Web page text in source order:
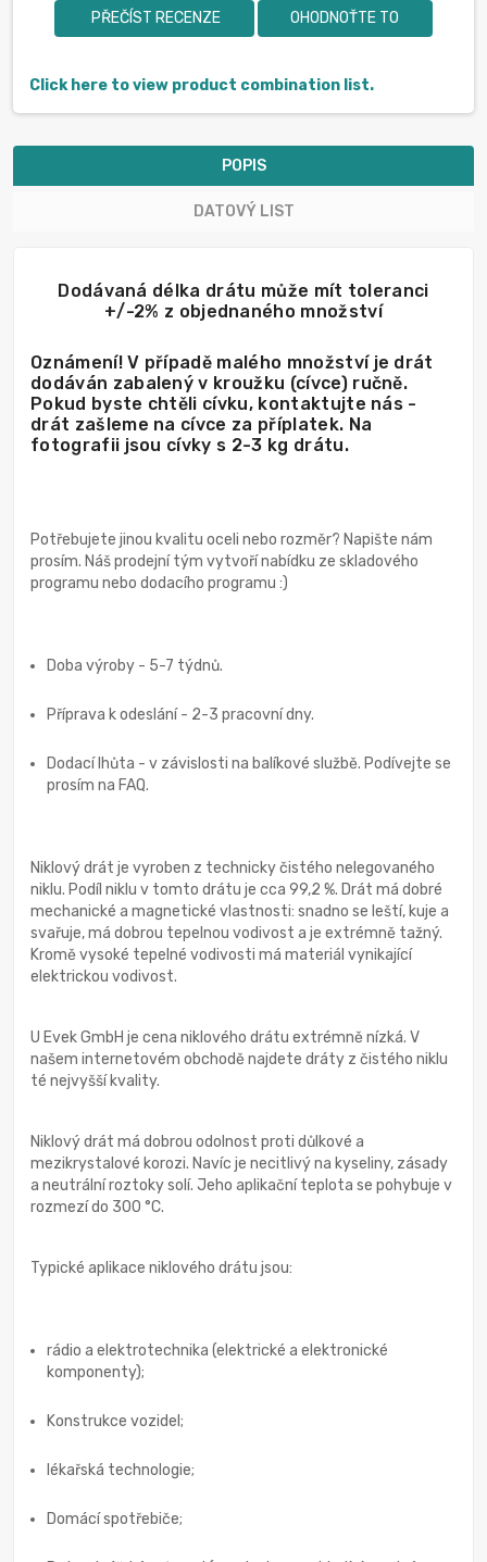
PŘEČÍST RECENZE OHODNOŤTE TO
Click here to view product combination list.
POPIS
DATOVÝ LIST
Dodávaná délka drátu může mít toleranci
+/-2% z objednaného množství
Oznámení! V případě malého množství je drát
dodáván zabalený v kroužku (cívce) ručně.
Pokud byste chtěli cívku, kontaktujte nás -
drát zašleme na cívce za příplatek. Na
fotografii jsou cívky s 2-3 kg drátu.
Potřebujete jinou kvalitu oceli nebo rozměr? Napište nám
prosím. Náš prodejní tým vytvoří nabídku ze skladového
programu nebo dodacího programu :)
Doba výroby - 5-7 týdnů.
Příprava k odeslání - 2-3 pracovní dny.
Dodací lhůta - v závislosti na balíkové službě. Podívejte se
prosím na FAQ.
Niklový drát je vyroben z technicky čistého nelegovaného
niklu. Podíl niklu v tomto drátu je cca 99,2 %. Drát má dobré
mechanické a magnetické vlastnosti: snadno se leští, kuje a
svařuje, má dobrou tepelnou vodivost a je extrémně tažný.
Kromě vysoké tepelné vodivosti má materiál vynikající
elektrickou vodivost.
U Evek GmbH je cena niklového drátu extrémně nízká. V
našem internetovém obchodě najdete dráty z čistého niklu
té nejvyšší kvality.
Niklový drát má dobrou odolnost proti důlkové a
mezikrystalové korozi. Navíc je necitlivý na kyseliny, zásady
a neutrální roztoky solí. Jeho aplikační teplota se pohybuje v
rozmezí do 300 °C.
Typické aplikace niklového drátu jsou:
rádio a elektrotechnika (elektrické a elektronické
komponenty);
Konstrukce vozidel;
lékařská technologie;
Domácí spotřebiče;